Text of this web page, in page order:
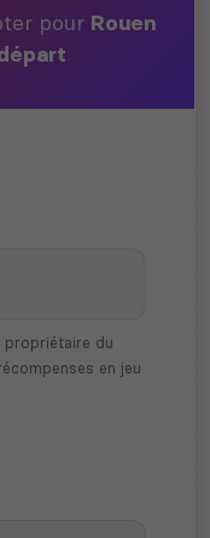
pour Rouen
propriétaire du
en jeu